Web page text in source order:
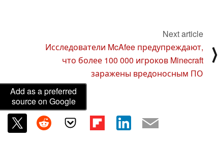
Next article
Исследователи McAfee предупреждают,
что более 100 000 игроков Minecraft
заражены вредоносным ПО
⟩
Add as a preferred
source on Google